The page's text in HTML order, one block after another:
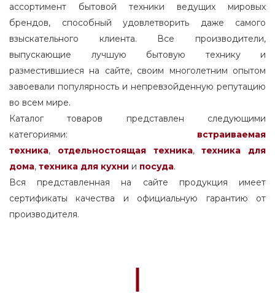
ассортимент бытовой техники ведущих мировых
брендов, способный удовлетворить даже самого
взыскательного клиента. Все производители,
выпускающие лучшую бытовую технику и
разместившиеся на сайте, своим многолетним опытом
завоевали популярность и непревзойденную репутацию
во всем мире.
Каталог товаров представлен следующими
категориями: встраиваемая
техника, отдельностоящаятехника,
техника для
дома, техника для кухни и посуда.
Вся представленная на сайте продукция имеет
сертификаты качества и официальную гарантию от
производителя.